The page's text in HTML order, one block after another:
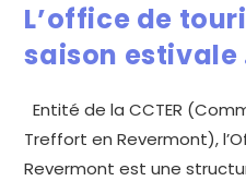
L’office de
saison estivale
Entité de la CCTER
Treffort en Revermont),
Revermont est une